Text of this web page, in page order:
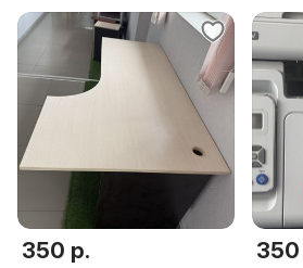
350 р. 350